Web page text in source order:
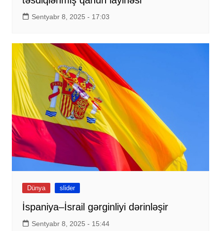
Sentyabr 8, 2025 - 17:03
Dünya slider
İspaniya–İsrail gərginliyi dərinləşir
Sentyabr 8, 2025 - 15:44